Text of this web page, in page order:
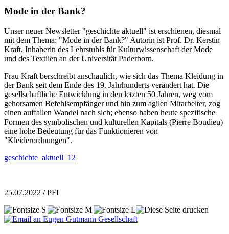
Mode in der Bank?
Unser neuer Newsletter "geschichte aktuell" ist erschienen, diesmal
mit dem Thema: "Mode in der Bank?" Autorin ist Prof. Dr. Kerstin
Kraft, Inhaberin des Lehrstuhls für Kulturwissenschaft der Mode
und des Textilen an der Universität Paderborn.
Frau Kraft berschreibt anschaulich, wie sich das Thema Kleidung in
der Bank seit dem Ende des 19. Jahrhunderts verändert hat. Die
gesellschaftliche Entwicklung in den letzten 50 Jahren, weg vom
gehorsamen Befehlsempfänger und hin zum agilen Mitarbeiter, zog
einen auffallen Wandel nach sich; ebenso haben heute spezifische
Formen des symbolischen und kulturellen Kapitals (Pierre Boudieu)
eine hohe Bedeutung für das Funktionieren von
"Kleiderordnungen".
geschichte_aktuell_12
25.07.2022 / PFI
|
|